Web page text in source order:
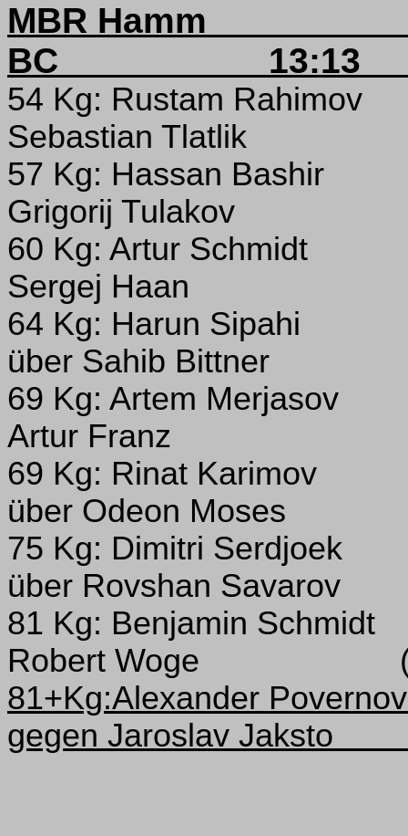
MBR Hamm
BC
13:13
54 Kg: Rustam Rahimov
Sebastian Tlatlik
57 Kg: Hassan Bashir
Grigorij Tulakov
60 Kg: Artur Schmidt
Sergej Haan
64 Kg: Harun Sipahi
über Sahib Bittner
69 Kg: Artem Merjasov
Artur Franz
69 Kg: Rinat Karimov
über Odeon Moses
75 Kg: Dimitri Serdjoek
über Rovshan Savarov
81 Kg: Benjamin Schmidt
Robert Woge
81+Kg:Alexander Povernov
gegen Jaroslav Jaksto